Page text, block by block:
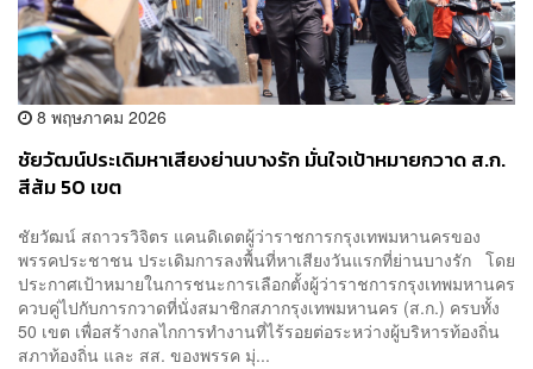
8 พฤษภาคม 2026
ชัยวัฒน์ประเดิมหาเสียงย่านบางรัก มั่นใจเป้าหมายกวาด ส.ก.
สีส้ม 50 เขต
ชัยวัฒน์ สถาวรวิจิตร แคนดิเดตผู้ว่าราชการกรุงเทพมหานครของ
พรรคประชาชน ประเดิมการลงพื้นที่หาเสียงวันแรกที่ย่านบางรัก โดย
ประกาศเป้าหมายในการชนะการเลือกตั้งผู้ว่าราชการกรุงเทพมหานคร
ควบคู่ไปกับการกวาดที่นั่งสมาชิกสภากรุงเทพมหานคร (ส.ก.) ครบทั้ง
50 เขต เพื่อสร้างกลไกการทำงานที่ไร้รอยต่อระหว่างผู้บริหารท้องถิ่น
สภาท้องถิ่น และ สส. ของพรรค มุ่...